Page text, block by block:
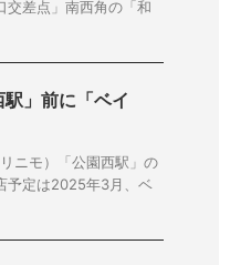
交差点」南西角の「和
」前に「ベイ
ニモ）「公園西駅」の
予定は2025年3月、ベ